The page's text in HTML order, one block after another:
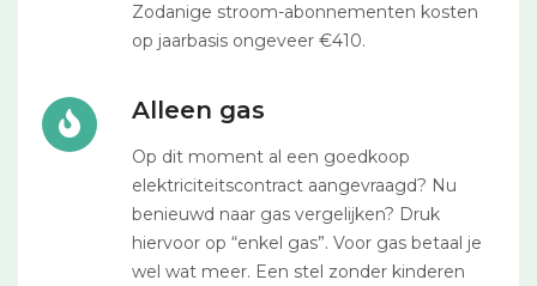
Zodanige stroom-abonnementen kosten
op jaarbasis ongeveer €410.
Alleen gas
Op dit moment al een goedkoop
elektriciteitscontract aangevraagd? Nu
benieuwd naar gas vergelijken? Druk
hiervoor op “enkel gas”. Voor gas betaal je
wel wat meer. Een stel zonder kinderen